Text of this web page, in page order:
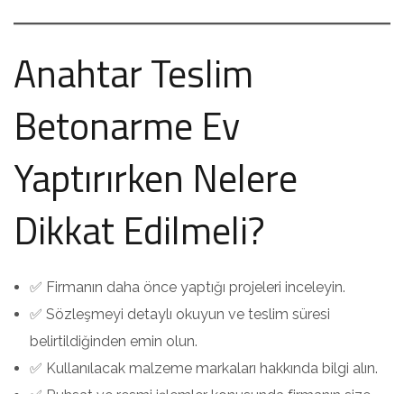
Anahtar Teslim
Betonarme Ev
Yaptırırken Nelere
Dikkat Edilmeli?
✅ Firmanın daha önce yaptığı projeleri inceleyin.
✅ Sözleşmeyi detaylı okuyun ve teslim süresi
belirtildiğinden emin olun.
✅ Kullanılacak malzeme markaları hakkında bilgi alın.